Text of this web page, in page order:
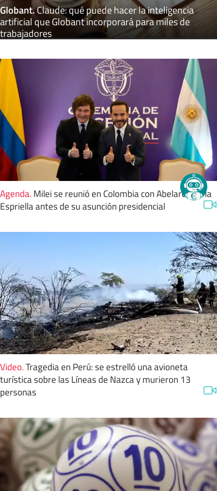
Globant.Claude: qué puede hacer la inteligencia
artificial que Globant incorporará para miles de
trabajadores
Agenda. Milei se reunió en Colombia con Abelardo de la
Espriella antes de su asunción presidencial
Video.Tragedia en Perú: se estrelló una avioneta
turística sobre las Líneas de Nazca y murieron 13
personas